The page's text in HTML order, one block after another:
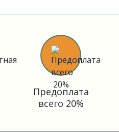
Предоплата
всего 20%